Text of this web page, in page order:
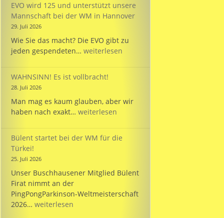
dem
PARKINSON’S
EVO wird 125 und unterstützt unsere
Mannschaft bei der WM in Hannover
29. Juli 2026
Wie Sie das macht? Die EVO gibt zu
jeden gespendeten… EVO
und
unsere
Mannschaft
der
weiterlesen
WAHNSINN! Es ist vollbracht!
28. Juli 2026
Man mag es kaum glauben, aber wir
haben nach exakt… WAHNSINN!
vollbracht!
weiterlesen
Bülent startet bei der WM für die
Türkei!
25. Juli 2026
Unser Buschhausener Mitglied Bülent
Firat nimmt an der
PingPongParkinson-Weltmeisterschaft
2026… Bülent
weiterlesen